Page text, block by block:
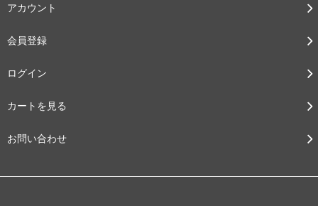
アカウント
会員登録
ログイン
カートを見る
お問い合わせ